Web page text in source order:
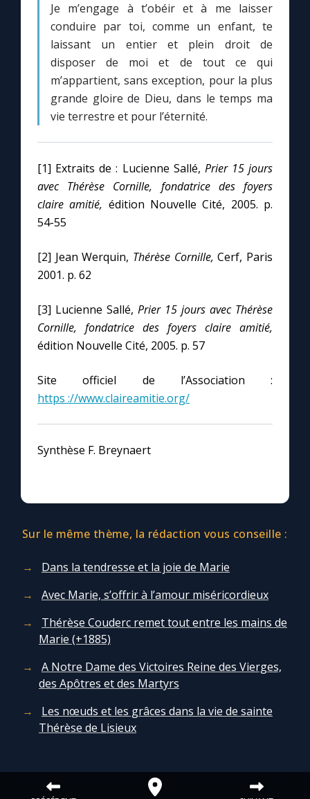
Je m’engage à t’obéir et à me laisser
conduire par toi, comme un enfant, te
laissant un entier et plein droit de
disposer de moi et de tout ce qui
m’appartient, sans exception, pour la plus
grande gloire de Dieu, dans le temps ma
vie terrestre et pour l’éternité.
[1] Extraits de : Lucienne Sallé, Prier 15 jours
avec Thérèse Cornille, fondatrice des foyers
claire amitié, édition Nouvelle Cité, 2005. p.
54-55
[2] Jean Werquin, Thérèse Cornille, Cerf, Paris
2001. p. 62
[3] Lucienne Sallé, Prier 15 jours avec Thérèse
Cornille, fondatrice des foyers claire amitié,
édition Nouvelle Cité, 2005. p. 57
Site officiel de l’Association :
https ://www.claireamitie.org/
Synthèse F. Breynaert
Sur le même thème, la rédaction vous conseille :
Dans la tendresse et la joie de Marie
Avec Marie, s’offrir à l’amour miséricordieux
Thérèse Couderc remet tout entre les mains de
Marie (+1885)
A Notre Dame des Victoires Reine des Vierges,
des Apôtres et des Martyrs
Les nœuds et les grâces dans la vie de sainte
Thérèse de Lisieux